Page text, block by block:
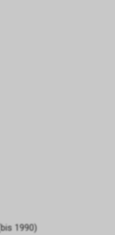
1990)